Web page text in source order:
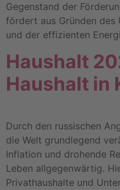
Gegenstand der
fördert aus Gründen des
und der effizienten
Haushalt
Haushalt in
Durch den russischen
die Welt grundlegend
Inflation und drohende
Leben allgegenwärtig.
Privathaushalte und